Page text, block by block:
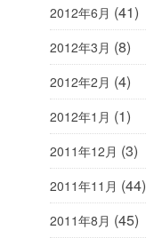
2012年6月 (41)
2012年3月 (8)
2012年2月 (4)
2012年1月 (1)
2011年12月 (3)
2011年11月 (44)
2011年8月 (45)